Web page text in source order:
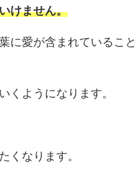
けません。
に愛が含まれているこ
くようになります。
くなります。